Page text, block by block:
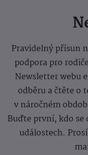
Pravidelný přísun
podpora pro
Newsletter webu
odběru a čtěte o
v náročném
Buďte první, kdo se
událostech.